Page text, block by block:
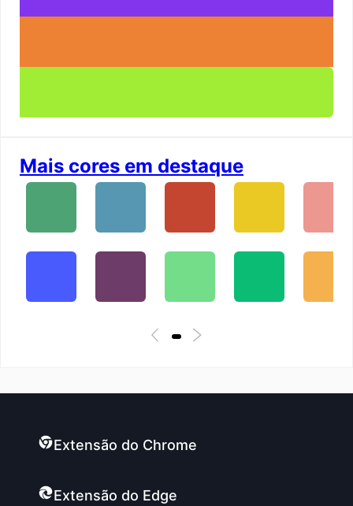
Mais cores em destaque
Extensão do Chrome
Extensão do Edge